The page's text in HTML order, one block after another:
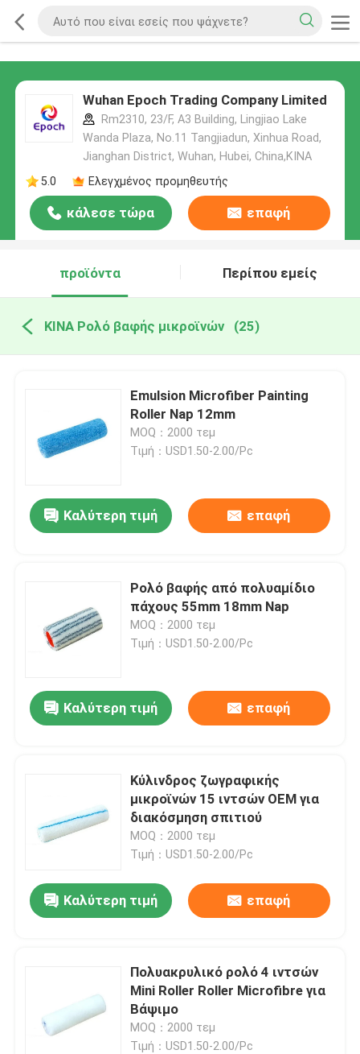
Wuhan Epoch Trading Company Limited
Rm2310, 23/F, A3 Building, Lingjiao Lake
Wanda Plaza, No.11 Tangjiadun, Xinhua Road,
Jianghan District, Wuhan, Hubei, China,ΚΙΝΑ
5.0
Ελεγχμένος προμηθευτής
κάλεσε τώρα επαφή
προϊόντα Περίπου εμείς
ΚΙΝΑ Ρολό βαφής μικροϊνών (25)
Emulsion Microfiber Painting
Roller Nap 12mm
MOQ：2000 τεμ
Τιμή：USD1.50-2.00/Pc
Καλύτερη τιμή επαφή
Ρολό βαφής από πολυαμίδιο
πάχους 55mm 18mm Nap
MOQ：2000 τεμ
Τιμή：USD1.50-2.00/Pc
Καλύτερη τιμή επαφή
Κύλινδρος ζωγραφικής
μικροϊνών 15 ιντσών OEM για
διακόσμηση σπιτιού
MOQ：2000 τεμ
Τιμή：USD1.50-2.00/Pc
Καλύτερη τιμή επαφή
Πολυακρυλικό ρολό 4 ιντσών
Mini Roller Roller Microfibre για
Βάψιμο
MOQ：2000 τεμ
Τιμή：USD1.50-2.00/Pc